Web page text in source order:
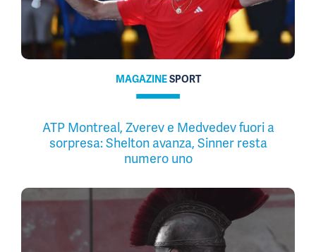
MAGAZINESPORT
ATP Montreal, Zverev e Medvedev fuori a
sorpresa: Shelton avanza, Sinner resta
numero uno